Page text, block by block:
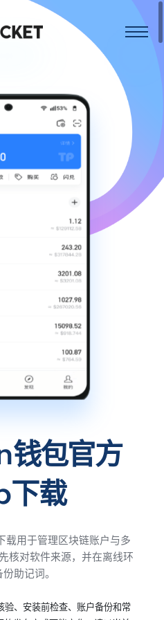
包官方
载
用于管理区块链账户与多
核对软件来源，并在离线环
助记词。
、安装前检查、账户备份和常